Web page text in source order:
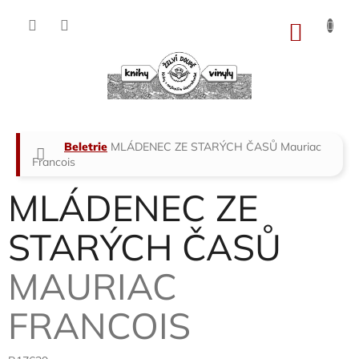
Domů
Beletrie MLÁDENEC ZE STARÝCH ČASŮ Mauriac
Francois
MLÁDENEC ZE
STARÝCH ČASŮ
MAURIAC
FRANCOIS